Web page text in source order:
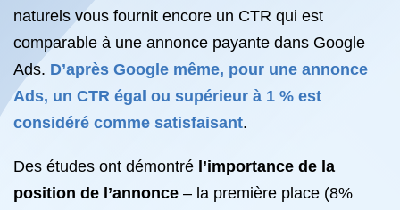
naturels vous fournit encore un CTR qui est
comparable à une annonce payante dans Google
Ads. D’après Google même, pour une annonce
Ads, un CTR égal ou supérieur à 1 % est
considéré comme satisfaisant.
Des études ont démontré l’importance de la
position de l’annonce – la première place (8%